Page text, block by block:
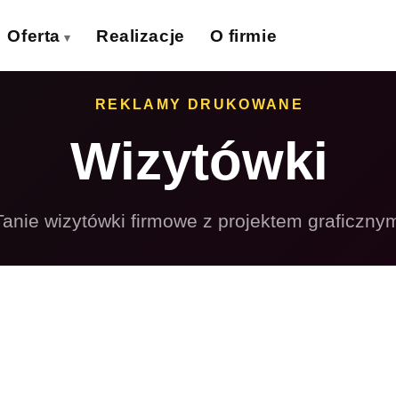
Oferta
› Ulotki
Banery wielkoformat.
›
Teczki firmowe
Realizacje O firmie
REKLAMY DRUKOWANE
Wizytówki
wizytówki firmowe z projektem